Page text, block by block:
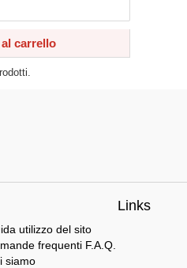
carrello
Links
utilizzo del sito
frequenti F.A.Q.
siamo